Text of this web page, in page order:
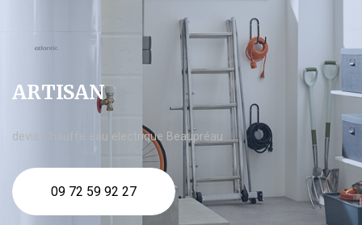
ARTISAN
devis Chauffe eau electrique Beaupréau
09 72 59 92 27